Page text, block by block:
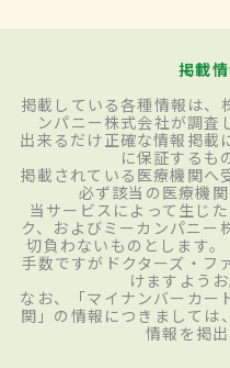
掲載
掲載している各種情報は、
ンパニー株式会社が調査
出来るだけ正確な情報掲載
に保証するも
掲載されている医療機関へ
必ず該当の医療機
当サービスによって生じ
ク、およびミーカンパニー
切負わないものとします
手数ですがドクターズ・フ
けますよう
なお、「マイナンバーカー
関」の情報につきましては
情報を掲出